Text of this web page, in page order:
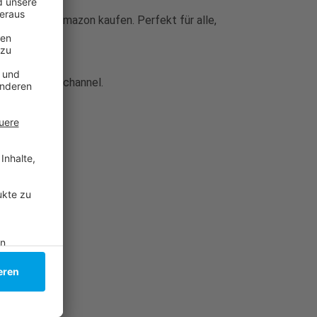
bei Amazon kaufen. Perfekt für alle,
Webchannel.